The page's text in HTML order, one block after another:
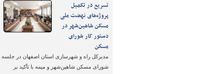
تسریع در تکمیل
پروژه‌های نهضت ملی
مسکن شاهین‌شهر در
دستور کار شورای
مسکن
مدیرکل راه و شهرسازی استان اصفهان در جلسه
شورای مسکن شاهین‌شهر و میمه با تأکید بر